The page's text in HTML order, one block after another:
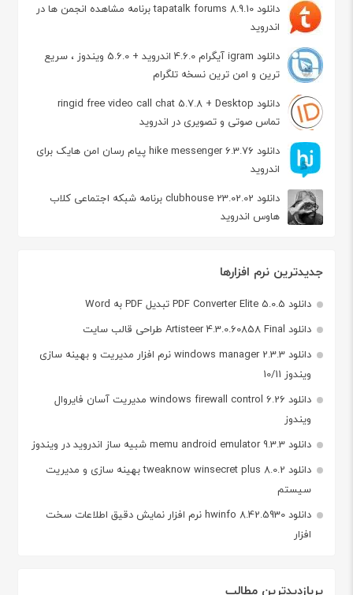
دانلود tapatalk forums 8.9.10 برنامه مشاهده انجمن ها در
اندروید
دانلود igram آیگرام 4.6.0 اندروید + 5.6.0 ویندوز ، سریع
ترین و امن ترین نسخه تلگرام
دانلود ringid free video call chat 5.7.8 + Desktop
تماس صوتی و تصویری در اندروید
دانلود hike messenger 6.3.76 پیام‌ رسان‌ امن هایک برای
اندروید
دانلود clubhouse 23.02.02 برنامه شبکه اجتماعی کلاب
هاوس اندروید
جدیدترین نرم افزارها
دانلود PDF Converter Elite 5.0.5 تبدیل PDF به Word
دانلود Artisteer 4.3.0.60858 Final طراحی قالب سایت
دانلود windows manager 2.3.3 نرم افزار مدیریت و بهینه سازی
ویندوز 10/11
دانلود windows firewall control 6.26 مدیریت آسان فایروال
ویندوز
دانلود memu android emulator 9.3.3 شبیه ساز اندروید در ویندوز
دانلود tweaknow winsecret plus 8.0.2 بهینه سازی و مدیریت
سیستم
دانلود hwinfo 8.42.5930 نرم افزار نمایش دقیق اطلاعات سخت
افزار
پربازدیدترین مطالب